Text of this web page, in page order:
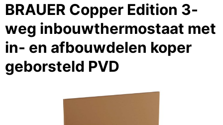
BRAUER Copper Edition 3-
weg inbouwthermostaat met
in- en afbouwdelen koper
geborsteld PVD